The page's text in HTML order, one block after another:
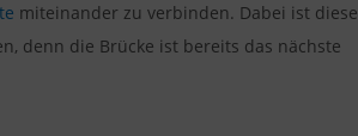
miteinander zu verbinden. Dabei ist diese
denn die Brücke ist bereits das nächste